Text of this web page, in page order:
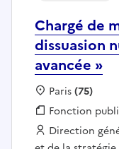
Chargé de
dissuasion
avancée »
Localisation :
Paris(75)
Fonction
Fonction
Employeur :
Direction